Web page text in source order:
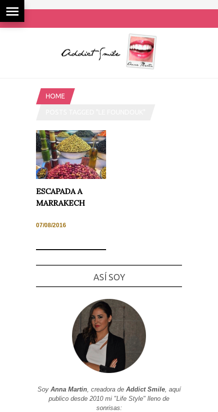
HOME
ESCAPADA A
MARRAKECH
07/08/2016
ASÍ SOY
Soy Anna Martin, creadora de Addict Smile, aquí
publico desde 2010 mi "Life Style" lleno de
sonrisas:
Estadísticas
y estructura
de la web, en
base a cómo